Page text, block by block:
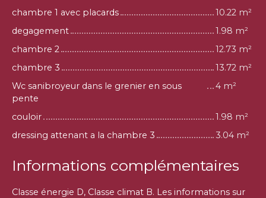
chambre 1 avec placards
10.22 m²
degagement
1.98 m²
chambre 2
12.73 m²
chambre 3
13.72 m²
Wc sanibroyeur dans le grenier en sous
pente
4 m²
couloir
1.98 m²
dressing attenant a la chambre 3
3.04 m²
Informations complémentaires
Classe énergie D, Classe climat B. Les informations sur